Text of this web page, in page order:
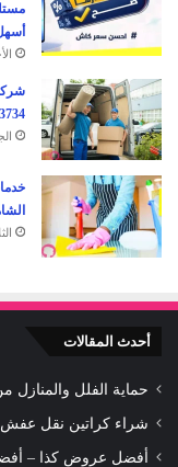
الأحد
أحدث المقالات
حماية الفلل والمنازل
شراء كراتين نقل عفش
أفضل عروض كذا –